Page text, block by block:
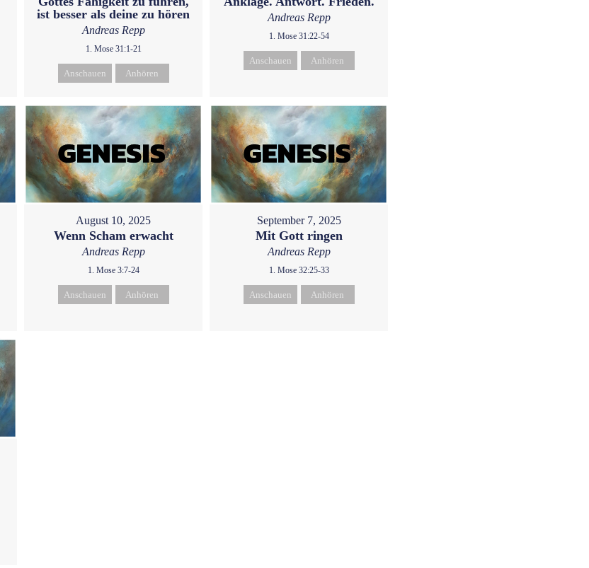
ist besser als deine zu hören
Andreas Repp
1. Mose 31:1-21
Anschauen Anhören
Andreas Repp
1. Mose 31:22-54
Anschauen Anhören
August 10, 2025
Wenn Scham erwacht
Andreas Repp
1. Mose 3:7-24
Anschauen Anhören
September 7, 2025
Mit Gott ringen
Andreas Repp
1. Mose 32:25-33
Anschauen Anhören